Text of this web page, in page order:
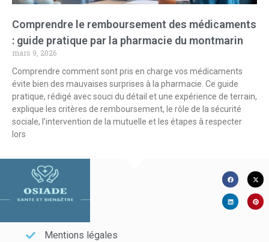
Comprendre le remboursement des médicaments
: guide pratique par la pharmacie du montmarin
mars 9, 2026
Comprendre comment sont pris en charge vos médicaments
évite bien des mauvaises surprises à la pharmacie. Ce guide
pratique, rédigé avec souci du détail et une expérience de terrain,
explique les critères de remboursement, le rôle de la sécurité
sociale, l’intervention de la mutuelle et les étapes à respecter
lors
Mentions légales